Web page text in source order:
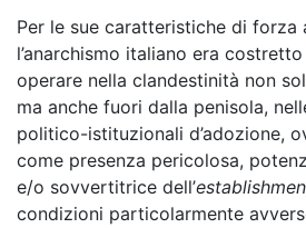
Per le sue caratteristiche di forza
l’anarchismo italiano era
operare nella clandestinità non
ma anche fuori dalla penisola,
politico-istituzionali d’adozione,
come presenza pericolosa,
e/o sovvertitrice dell’
condizioni particolarmente